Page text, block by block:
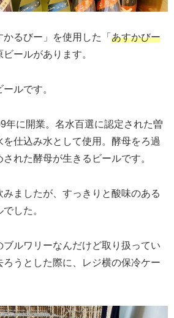
るびー」を使用した「 あすかびー
ールがあります。
ルです。
年に開業。名水百選に認定された曽
仕込み水として使用。酵母をろ過
れた酵母が生きるビールです。
ましたが、すっきりと酸味のある
した。
ルワリーなんだけど取り扱ってい
うとした際に、レジ横の保冷ケー